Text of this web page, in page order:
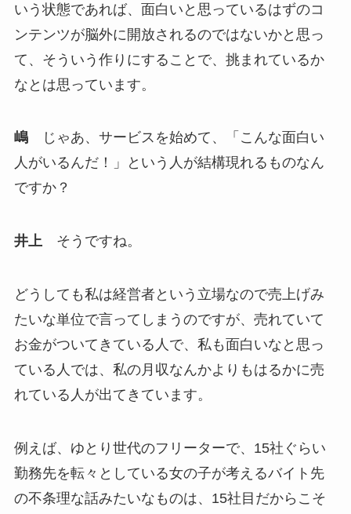
いう状態であれば、面白いと思っているはずのコ
ンテンツが脳外に開放されるのではないかと思っ
て、そういう作りにすることで、挑まれているか
なとは思っています。
嶋じゃあ、サービスを始めて、「こんな面白い
人がいるんだ！」という人が結構現れるものなん
ですか？
井上そうですね。
どうしても私は経営者という立場なので売上げみ
たいな単位で言ってしまうのですが、売れていて
お金がついてきている人で、私も面白いなと思っ
ている人では、私の月収なんかよりもはるかに売
れている人が出てきています。
例えば、ゆとり世代のフリーターで、15社ぐらい
勤務先を転々としている女の子が考えるバイト先
の不条理な話みたいなものは、15社目だからこそ